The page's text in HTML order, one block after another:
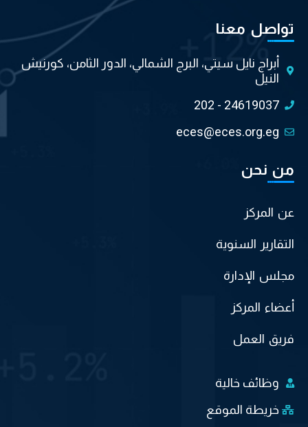
تواصل معنا
أبراج نايل سيتي، البرج الشمالي، الدور الثامن، كورنيش
النيل
202 - 24619037
eces@eces.org.eg
من نحن
عن المركز
التقارير السنوية
مجلس الإدارة
أعضاء المركز
فريق العمل
وظائف خالية
خريطة الموقع